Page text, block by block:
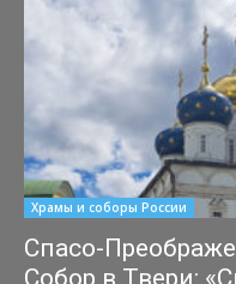
Храмы и соборы России
Спасо-
Собор в Твери: